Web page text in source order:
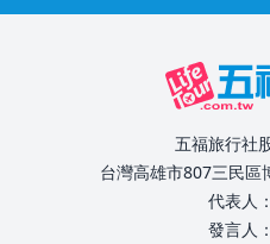
五福旅行社
台灣高雄市807三民區
代表人
發言人